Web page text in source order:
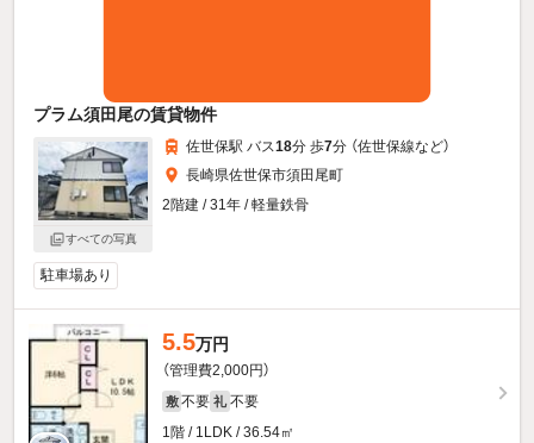
プラム須田尾の賃貸物件
すべての写真
佐世保駅 バス18分 歩7分 （佐世保線など）
長崎県佐世保市須田尾町
2階建 / 31年 / 軽量鉄骨
駐車場あり
5.5万円
（管理費2,000円）
敷 不要 礼 不要
1階 / 1LDK / 36.54㎡